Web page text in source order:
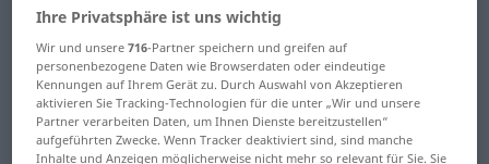
Deutsch-Englisch Übersetzung für
"Zusicherung"
"Zusicherung" Englisch
Übersetzung
Ihre Privatsphäre ist uns wichtig
Wir und unsere716-Partner speichern und greifen auf
personenbezogene Daten wie Browserdaten oder eindeutige
Kennungen auf Ihrem Gerät zu. Durch Auswahl von Akzeptieren
aktivieren Sie Tracking-Technologien für die unter „Wir und unsere
Partner verarbeiten Daten, um Ihnen Dienste bereitzustellen“
aufgeführten Zwecke. Wenn Tracker deaktiviert sind, sind manche
Inhalte und Anzeigen möglicherweise nicht mehr so relevant für Sie. Sie